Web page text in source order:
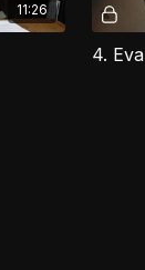
11:26
4.